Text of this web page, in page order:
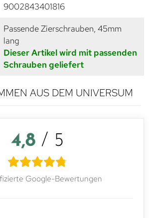
9002843401816
Passende Zierschrauben, 45mm
lang
Dieser Artikel wird mit passenden
Schrauben geliefert
AUS DEM UNIVERSUM
4,8 / 5
Google-Bewertungen